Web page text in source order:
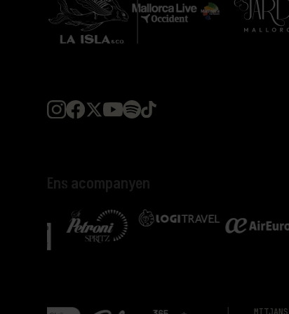
Ens acompanyen